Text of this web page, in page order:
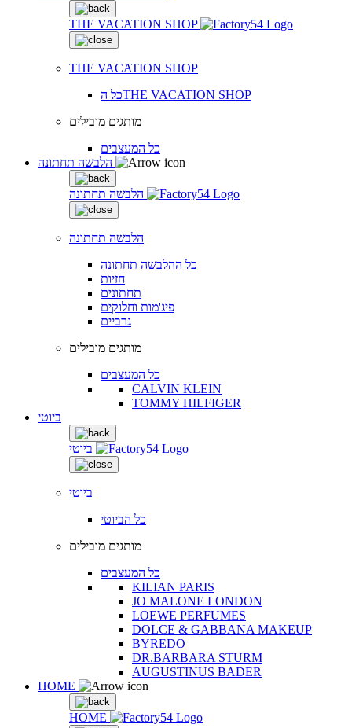
THE VACATION SHOP
THE VACATION SHOP
כל הTHE VACATION SHOP
מותגים מובילים
כל המעצבים
הלבשה תחתונה
הלבשה תחתונה
כל ההלבשה תחתונה
חזיות
תחתונים
פיג'מות וחלוקים
גרביים
מותגים מובילים
כל המעצבים
CALVIN KLEIN
TOMMY HILFIGER
ביוטי
ביוטי
ביוטי
כל הביוטי
מותגים מובילים
כל המעצבים
KILIAN PARIS
JO MALONE LONDON
LOEWE PERFUMES
DOLCE & GABBANA MAKEUP
BYREDO
DR.BARBARA STURM
AUGUSTINUS BADER
HOME
HOME